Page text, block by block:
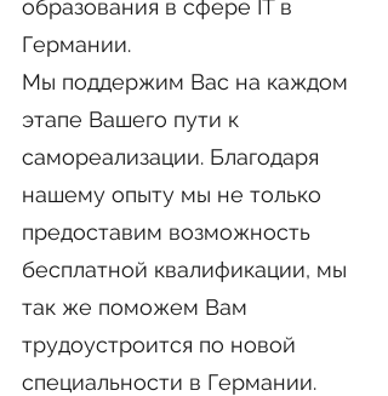
образования в сфере IT в
Германии.
Мы поддержим Вас на каждом
этапе Вашего пути к
самореализации. Благодаря
нашему опыту мы не только
предоставим возможность
бесплатной квалификации, мы
так же поможем Вам
трудоустроится по новой
специальности в Германии.